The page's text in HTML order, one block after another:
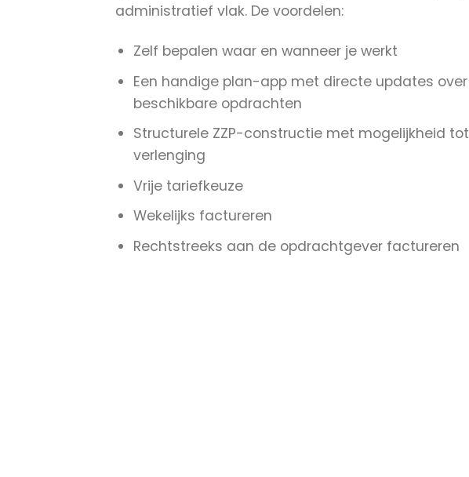
administratief vlak. De voordelen:
Zelf bepalen waar en wanneer je werkt
Een handige plan-app met directe updates over
beschikbare opdrachten
Structurele ZZP-constructie met mogelijkheid tot
verlenging
Vrije tariefkeuze
Wekelijks factureren
Rechtstreeks aan de opdrachtgever factureren